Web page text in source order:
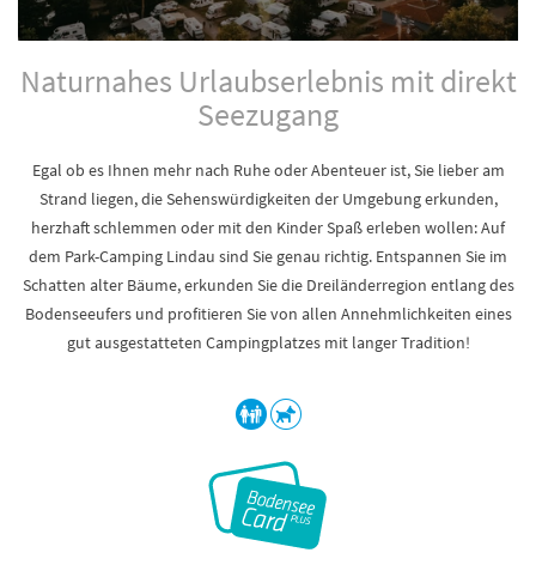
Naturnahes Urlaubserlebnis mit direkt
Seezugang
Egal ob es Ihnen mehr nach Ruhe oder Abenteuer ist, Sie lieber am
Strand liegen, die Sehenswürdigkeiten der Umgebung erkunden,
herzhaft schlemmen oder mit den Kinder Spaß erleben wollen: Auf
dem Park-Camping Lindau sind Sie genau richtig. Entspannen Sie im
Schatten alter Bäume, erkunden Sie die Dreiländerregion entlang des
Bodenseeufers und profitieren Sie von allen Annehmlichkeiten eines
gut ausgestatteten Campingplatzes mit langer Tradition!